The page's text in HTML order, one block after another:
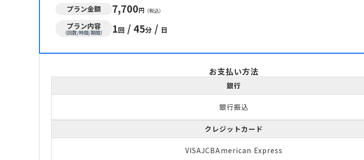
プラン金額 7,700円 （税込）
プラン内容
（回数/時間/期間） 1回 / 45分 / 日
お支払い方法
銀行
銀行振込
クレジットカード
VISAJCBAmerican Express